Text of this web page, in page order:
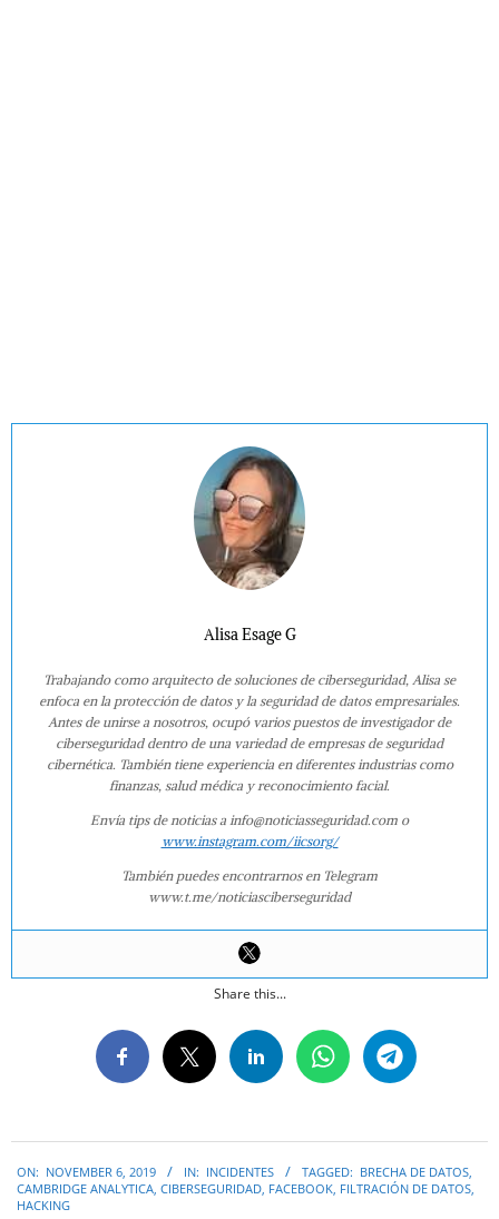
Alisa Esage G
Trabajando como arquitecto de soluciones de ciberseguridad, Alisa se
enfoca en la protección de datos y la seguridad de datos empresariales.
Antes de unirse a nosotros, ocupó varios puestos de investigador de
ciberseguridad dentro de una variedad de empresas de seguridad
cibernética. También tiene experiencia en diferentes industrias como
finanzas, salud médica y reconocimiento facial.
Envía tips de noticias a info@noticiasseguridad.com o
www.instagram.com/iicsorg/
También puedes encontrarnos en Telegram
www.t.me/noticiasciberseguridad
Share this...
11-
06
ON: NOVEMBER 6, 2019 IN: INCIDENTES TAGGED: BRECHA DE DATOS,
CAMBRIDGE ANALYTICA, CIBERSEGURIDAD, FACEBOOK, FILTRACIÓN DE DATOS,
HACKING